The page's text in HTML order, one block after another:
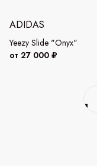
ADIDAS
Yeezy Slide "Onyx"
от 27 000 ₽